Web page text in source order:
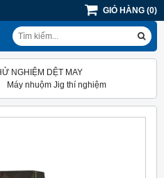
GIỎ HÀNG (0)
NGHIỆM DỆT MAY
Máy nhuộm Jig thí nghiệm